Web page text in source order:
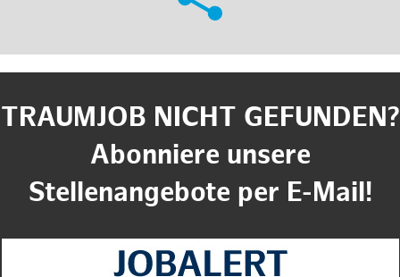
TRAUMJOB NICHT GEFUNDEN?
Abonniere unsere
Stellenangebote per E-Mail!